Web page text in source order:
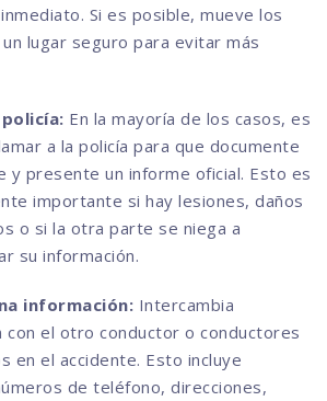
Si es posible, mueve los
lugar seguro para evitar más
En la mayoría de los casos, es
a la policía para que documente
y presente un informe oficial. Esto es
importante si hay lesiones, daños
o si la otra parte se niega a
su información.
información: Intercambia
con el otro conductor o conductores
en el accidente. Esto incluye
de teléfono, direcciones,